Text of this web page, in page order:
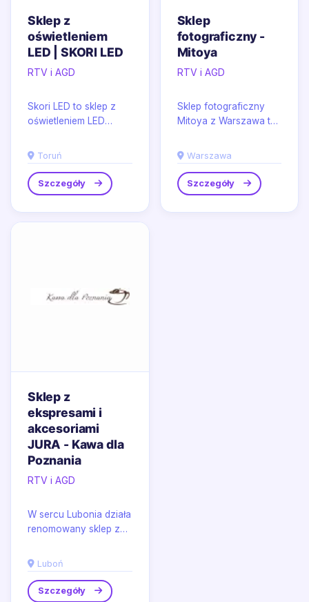
Sklep z
oświetleniem
LED | SKORI LED
RTV i AGD
Skori LED to sklep z
oświetleniem LED
ukierunkowany na
rozwiązania z
dziedziny...
Toruń
Szczegóły
Sklep
fotograficzny -
Mitoya
RTV i AGD
Sklep fotograficzny
Mitoya z Warszawa to
akcesoria
fotograficzne i
wyposażenie do...
Warszawa
Szczegóły
Sklep z
ekspresami i
akcesoriami
JURA - Kawa dla
Poznania
RTV i AGD
W sercu Lubonia działa
renomowany sklep z
Kawa dla Poznania.
Specjalizuje się w...
Luboń
Szczegóły